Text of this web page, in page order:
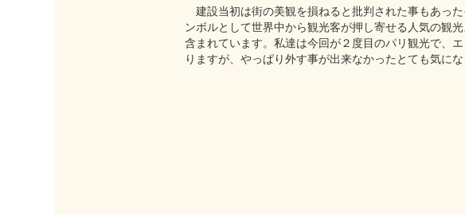
建設当初は街の美観を損ねると批判された事もあっ
ンボルとして世界中から観光客が押し寄せる人気の観
含まれています。私達は今回が２度目のパリ観光で、
りますが、やっぱり外す事が出来なかったとても気に